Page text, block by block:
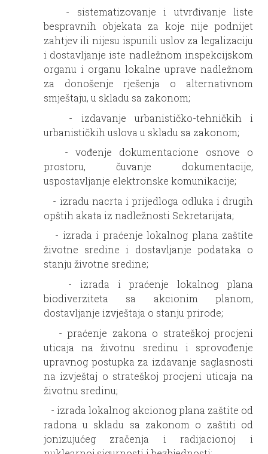
- sistematizovanje i utvrđivanje liste
bespravnih objekata za koje nije podnijet
zahtjev ili nijesu ispunili uslov za legalizaciju
i dostavljanje iste nadležnom inspekcijskom
organu i organu lokalne uprave nadležnom
za donošenje rješenja o alternativnom
smještaju, u skladu sa zakonom;
- izdavanje urbanističko-tehničkih i
urbanističkih uslova u skladu sa zakonom;
- vođenje dokumentacione osnove o
prostoru, čuvanje dokumentacije,
uspostavljanje elektronske komunikacije;
- izradu nacrta i prijedloga odluka i drugih
opštih akata iz nadležnosti Sekretarijata;
- izrada i praćenje lokalnog plana zaštite
životne sredine i dostavljanje podataka o
stanju životne sredine;
- izrada i praćenje lokalnog plana
biodiverziteta sa akcionim planom,
dostavljanje izvještaja o stanju prirode;
- praćenje zakona o strateškoj procjeni
uticaja na životnu sredinu i sprovođenje
upravnog postupka za izdavanje saglasnosti
na izvještaj o strateškoj procjeni uticaja na
životnu sredinu;
- izrada lokalnog akcionog plana zaštite od
radona u skladu sa zakonom o zaštiti od
jonizujućeg zračenja i radijacionoj i